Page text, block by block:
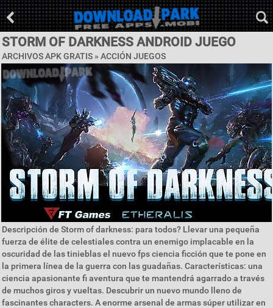
STORM OF DARKNESS ANDROID JUEGO
ARCHIVOS APK GRATIS » ACCIÓN JUEGOS
Descripción de Storm of darkness: para todos? Llevar una pequeña
fuerza de élite de celestiales contra un enemigo implacable en la
oscuridad de las tinieblas el nuevo fps ciencia ficción que te pone en
la primera línea de la guerra con las guadañas. Características: una
ciencia apasionante fi aventura que te mantendrá agarrado a través
de muchos giros y vueltas. Descubrir un nuevo mundo lleno de
fascinantes characters. A enorme arsenal de armas súper utilizar en